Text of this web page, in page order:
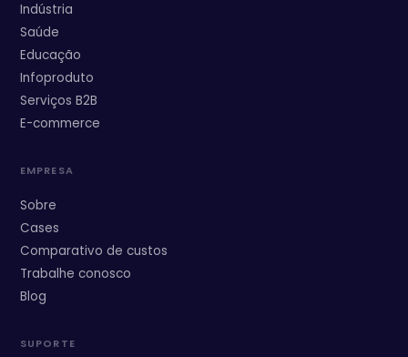
Indústria
Saúde
Educação
Infoproduto
Serviços B2B
E-commerce
EMPRESA
Sobre
Cases
Comparativo de custos
Trabalhe conosco
Blog
SUPORTE